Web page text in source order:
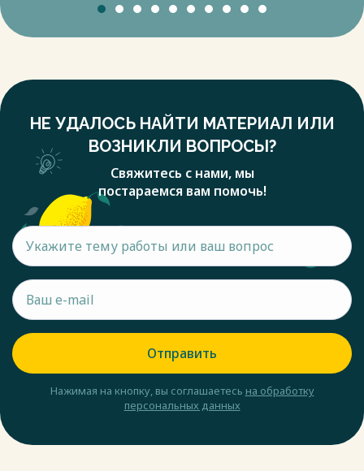
НЕ УДАЛОСЬ НАЙТИ МАТЕРИАЛ ИЛИ
ВОЗНИКЛИ ВОПРОСЫ?
Свяжитесь с нами, мы
постараемся вам помочь!
Отправить
Нажимая на кнопку, вы соглашаетесь на обработку
персональных данных